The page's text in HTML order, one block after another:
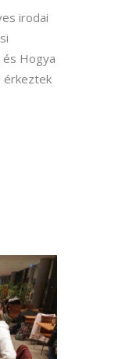
irodai
Hogya
érkeztek